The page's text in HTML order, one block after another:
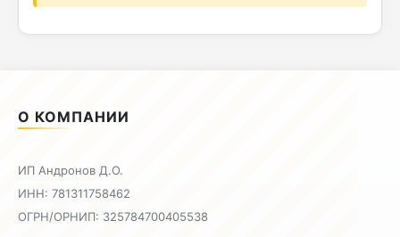
О КОМПАНИИ
ИП Андронов Д.О.
ИНН: 781311758462
ОГРН/ОРНИП: 325784700405538